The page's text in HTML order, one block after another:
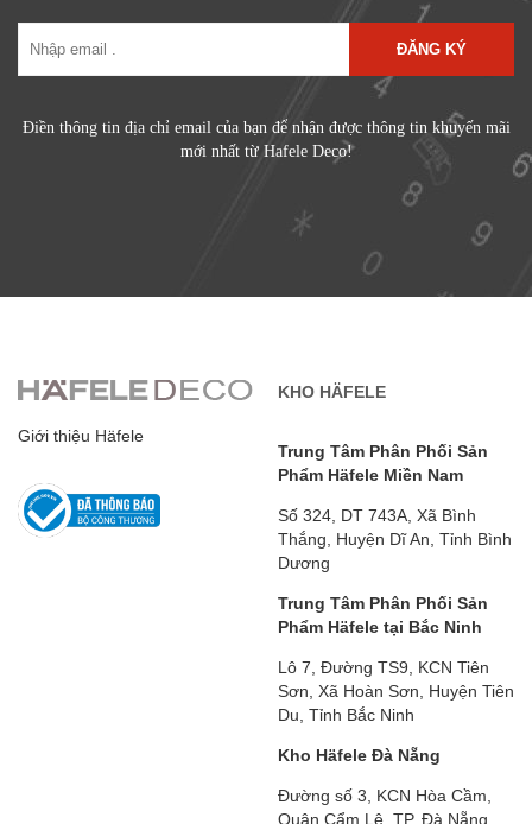
ĐĂNG KÝ
Điền thông tin địa chỉ email của bạn để nhận được thông tin khuyến mãi
mới nhất từ Hafele Deco!
Giới thiệu Häfele
KHO HÄFELE
Trung Tâm Phân Phối Sản
Phẩm Häfele Miền Nam
Số 324, DT 743A, Xã Bình
Thắng, Huyện Dĩ An, Tỉnh Bình
Dương
Trung Tâm Phân Phối Sản
Phẩm Häfele tại Bắc Ninh
Lô 7, Đường TS9, KCN Tiên
Sơn, Xã Hoàn Sơn, Huyện Tiên
Du, Tỉnh Bắc Ninh
Kho Häfele Đà Nẵng
Đường số 3, KCN Hòa Cầm,
Quận Cẩm Lệ, TP. Đà Nẵng